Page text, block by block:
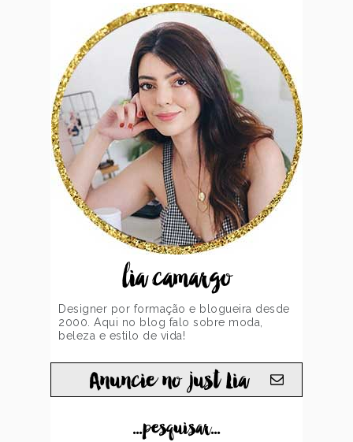
lia camargo
Designer por formação e blogueira desde
2000. Aqui no blog falo sobre moda,
beleza e estilo de vida!
Anuncie no just Lia
...pesquisar...